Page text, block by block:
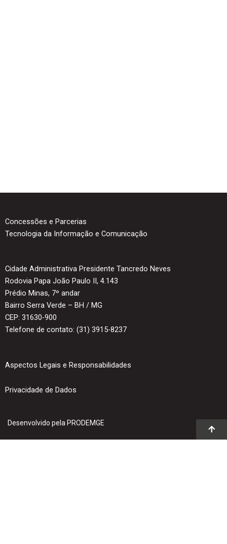
Concessões e Parcerias
Tecnologia da Informação e Comunicação
Cidade Administrativa Presidente Tancredo Neves
Rodovia Papa João Paulo II, 4.143
Prédio Minas, 7º andar
Bairro Serra Verde – BH / MG
CEP: 31630-900
Telefone de contato: (31) 3915-8237
Aspectos Legais e Responsabilidades
Privacidade de Dados
Desenvolvido pela PRODEMGE